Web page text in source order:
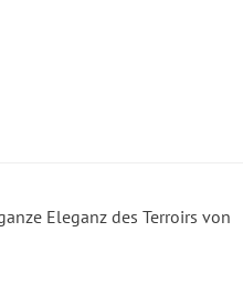
Eleganz des Terroirs von